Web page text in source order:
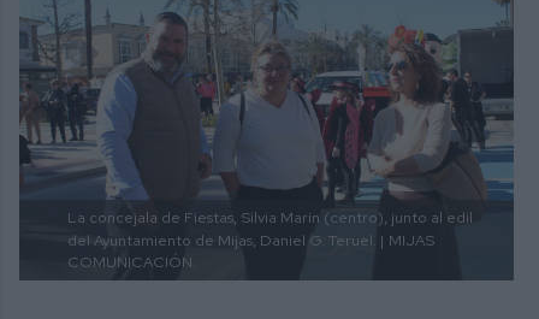
La concejala de Fiestas, Silvia Marín (centro), junto al edil
del Ayuntamiento de Mijas, Daniel G. Teruel. | MIJAS
COMUNICACIÓN.